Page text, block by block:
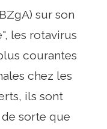
sur son
les rotavirus
courantes
chez les
ils sont
sorte que